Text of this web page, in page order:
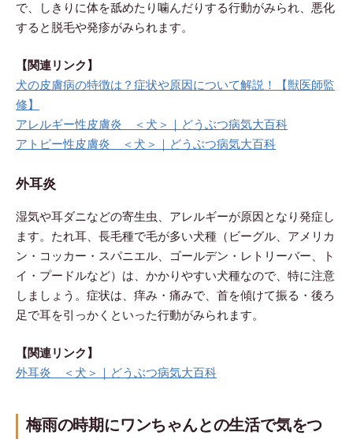
で、しきりに体を舐めたり噛んだりする行動がみられ、悪化
すると脱毛や発疹がみられます。
【関連リンク】
犬の皮膚病の特徴は？症状や原因について解説！【獣医師監
修】
アレルギー性皮膚炎 ＜犬＞｜どうぶつ病気大百科
アトピー性皮膚炎 ＜犬＞｜どうぶつ病気大百科
外耳炎
湿気や耳ダニなどの寄生虫、アレルギーが原因となり発症し
ます。たれ耳、長毛種で毛が多い犬種（ビーグル、アメリカ
ン・コッカー・スパニエル、ゴールデン・レトリーバー、ト
イ・プードルなど）は、かかりやすい犬種なので、特に注意
しましょう。症状は、痒み・痛みで、首を傾けて振る・後ろ
足で耳を引っかくといった行動がみられます。
【関連リンク】
外耳炎 ＜犬＞｜どうぶつ病気大百科
梅雨の時期にワンちゃんとの生活で気をつ